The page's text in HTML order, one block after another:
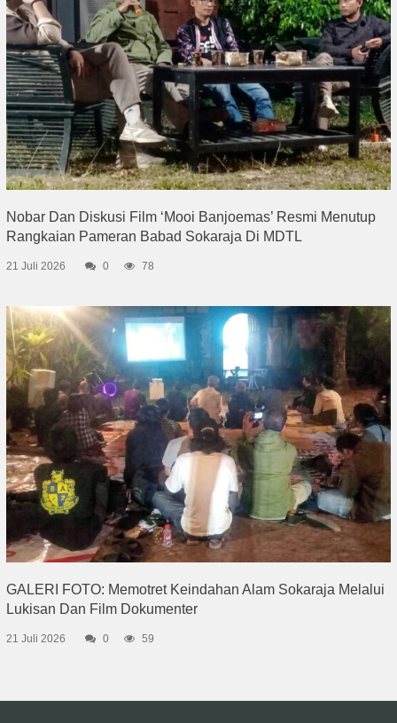
Nobar Dan Diskusi Film ‘Mooi Banjoemas’ Resmi Menutup
Rangkaian Pameran Babad Sokaraja Di MDTL
21 Juli 2026 0 78
GALERI FOTO: Memotret Keindahan Alam Sokaraja Melalui
Lukisan Dan Film Dokumenter
21 Juli 2026 0 59